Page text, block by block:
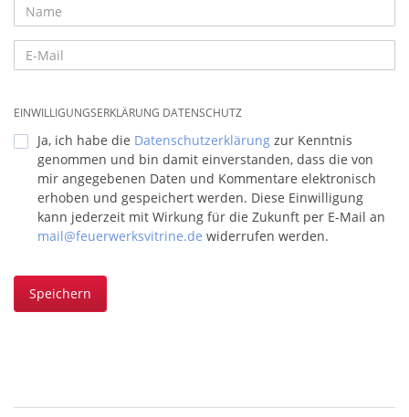
EINWILLIGUNGSERKLÄRUNG DATENSCHUTZ
Ja, ich habe die Datenschutzerklärung zur Kenntnis
genommen und bin damit einverstanden, dass die von
mir angegebenen Daten und Kommentare elektronisch
erhoben und gespeichert werden. Diese Einwilligung
kann jederzeit mit Wirkung für die Zukunft per E-Mail an
mail@feuerwerksvitrine.de widerrufen werden.
Speichern